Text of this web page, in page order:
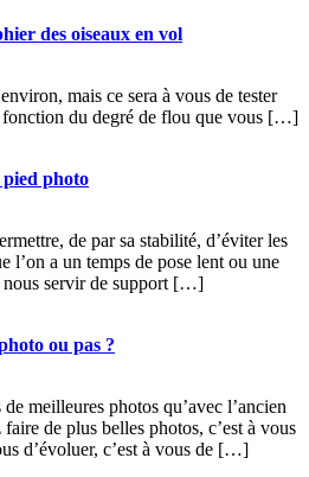
des oiseaux en vol
mais ce sera à vous de tester
fonction du degré de flou que vous […]
photo
de par sa stabilité, d’éviter les
l’on a un temps de pose lent ou une
nous servir de support […]
ou pas ?
meilleures photos qu’avec l’ancien
de plus belles photos, c’est à vous
d’évoluer, c’est à vous de […]